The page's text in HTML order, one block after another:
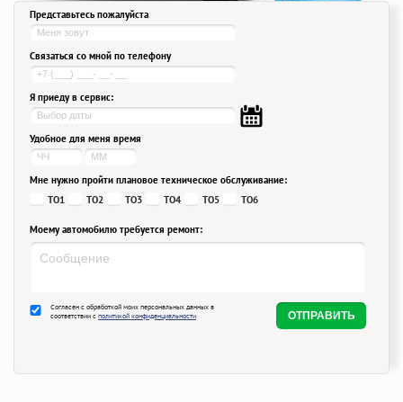
Представьтесь пожалуйста
Связаться со мной по телефону
Я приеду в сервис:
Удобное для меня время
Мне нужно пройти плановое техническое обслуживание:
ТО1
ТО2 ТО3 ТО4 ТО5 ТО6
Моему автомобилю требуется ремонт:
Согласен с обработкой моих персональных данных в
соответствии с политикой конфиденциальности